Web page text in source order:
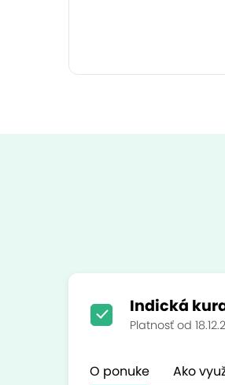
Indická
Platnosť od
O ponuke Ako